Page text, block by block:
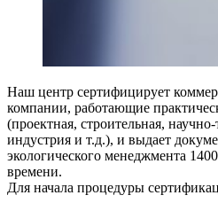
Наш центр сертифицирует
компании, работающие
(проектная, строительная,
индустрия и т.д.), и выдает
экологического менеджмента
времени.
Для начала процедуры